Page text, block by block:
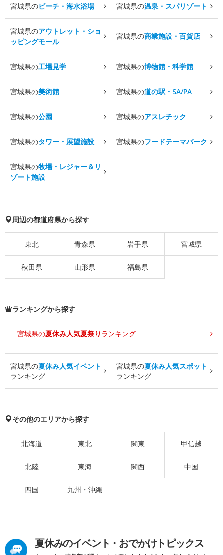
宮城県のビーチ・海水浴場 宮城県の温泉・スパリゾート
宮城県のアウトレット・ショ
ッピングモール
宮城県の商業施設・百貨店
宮城県の工場見学 宮城県の博物館・科学館
宮城県の美術館 宮城県の道の駅・SA/PA
宮城県の公園 宮城県のアスレチック
宮城県のタワー・展望施設 宮城県のフードテーマパーク
宮城県の牧場・レジャー＆リ
ゾート施設
周辺の都道府県から探す
東北 青森県 岩手県 宮城県
秋田県 山形県 福島県
ランキングから探す
宮城県の夏休み人気夏祭り ランキング
宮城県の夏休み人気イベント
ランキング
宮城県の夏休み人気スポット
ランキング
その他のエリアから探す
北海道 東北 関東 甲信越
北陸 東海 関西 中国
四国 九州・沖縄
夏休みのイベント・おでかけトピックス